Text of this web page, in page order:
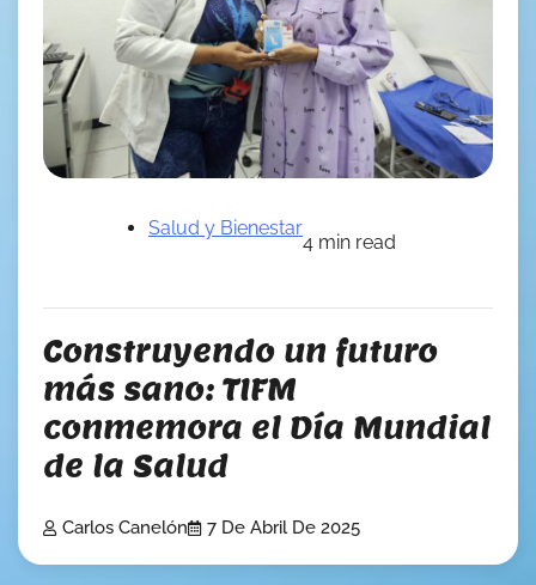
Salud y Bienestar
4 min read
Construyendo un futuro
más sano: TIFM
conmemora el Día Mundial
de la Salud
Carlos Canelón 7 De Abril De 2025